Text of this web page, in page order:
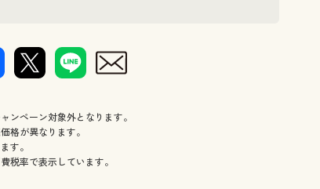
ンペーン対象外となります。
格が異なります。
す。
税率で表示しています。